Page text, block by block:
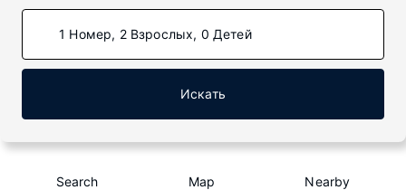
1 Номер, 2 Взрослых, 0 Детей
Искать
Search Map Nearby